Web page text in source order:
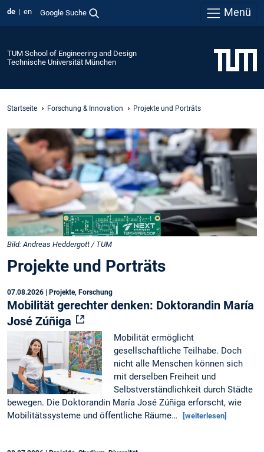
de en Google Suche Menü
TUM School of Engineering and Design
Technische Universität München
Startseite Forschung & Innovation Projekte und Porträts
Bild: Andreas Heddergott / TUM
Projekte und Porträts
07.08.2026 | Projekte, Forschung
Mobilität gerechter denken: Doktorandin María
José Zúñiga
Mobilität ermöglicht
gesellschaftliche Teilhabe. Doch
nicht alle Menschen können sich
mit derselben Freiheit und
Selbstverständlichkeit durch Städte
bewegen. Die Doktorandin María José Zúñiga erforscht, wie
Mobilitätssysteme und öffentliche Räume…
[weiterlesen]